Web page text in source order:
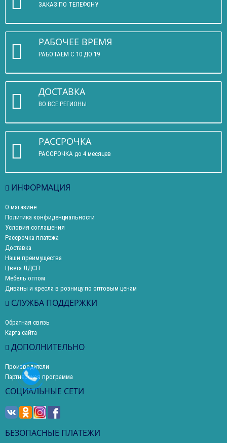
ЗАКАЗ ПО ТЕЛЕФОНУ
РАБОЧЕЕ ВРЕМЯ
РАБОТАЕМ С 10 ДО 19
ДОСТАВКА
ВО ВСЕ РЕГИОНЫ
РАССРОЧКА
РАССРОЧКА до 4 месяцев
ИНФОРМАЦИЯ
О магазине
Политика конфиденциальности
Условия соглашения
Рассрочка платежа
Доставка
Наши преимущества
Цвета ЛДСП
Мебель оптом
Диваны и кресла в розницу по оптовым ценам
СЛУЖБА ПОДДЕРЖКИ
Обратная связь
Карта сайта
ДОПОЛНИТЕЛЬНО
Производители
Партнерская программа
СОЦИАЛЬНЫЕ СЕТИ
БЕЗОПАСНЫЕ ПЛАТЕЖИ